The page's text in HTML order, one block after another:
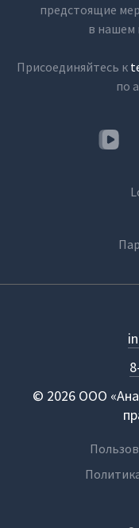
предстоящие
в нашем
Присоединяйтесь к
по
© 2026 ООО